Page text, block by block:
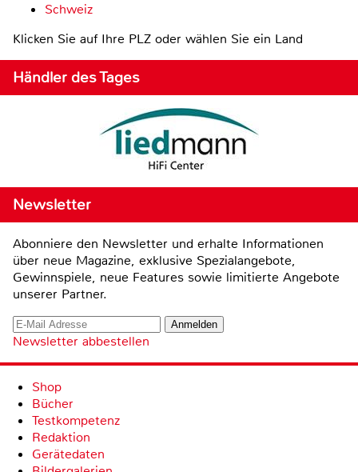
Schweiz
Klicken Sie auf Ihre PLZ oder wählen Sie ein Land
Händler des Tages
Newsletter
Abonniere den Newsletter und erhalte Informationen
über neue Magazine, exklusive Spezialangebote,
Gewinnspiele, neue Features sowie limitierte Angebote
unserer Partner.
Newsletter abbestellen
Shop
Bücher
Testkompetenz
Redaktion
Gerätedaten